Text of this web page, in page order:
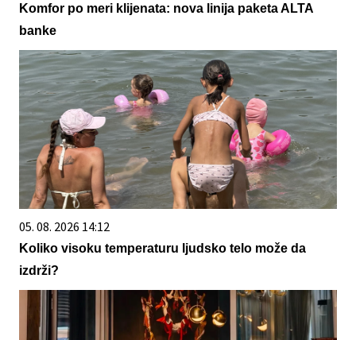
Komfor po meri klijenata: nova linija paketa ALTA
banke
05. 08. 2026 14:12
Koliko visoku temperaturu ljudsko telo može da
izdrži?